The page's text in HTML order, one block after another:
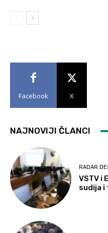
Facebook X
NAJNOVIJI ČLANCI
RADAR
VSTV i
sudija i